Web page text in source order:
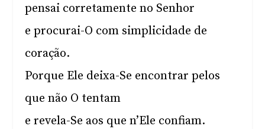
pensai corretamente no Senhor
e procurai-O com simplicidade de
coração.
Porque Ele deixa-Se encontrar pelos
que não O tentam
e revela-Se aos que n’Ele confiam.